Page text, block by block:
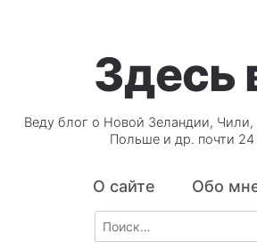
Здесь
Веду блог о Новой Зеландии,
Польше и др. почти 24
О сайте Обо
Search
for: